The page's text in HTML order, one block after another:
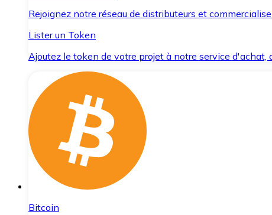
Rejoignez notre réseau de distributeurs et
Lister un Token
Ajoutez le token de votre projet à notre service d'achat,
Bitcoin